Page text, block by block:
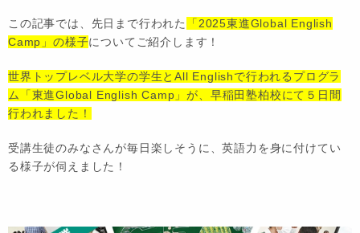
この記事では、先日まで行われた
「2025東進Global English
Camp」の様子についてご紹介します！
世界トップレベル大学の学生とAll Englishで行われるプログラ
ム「東進Global English Camp」が、早稲田塾柏校にて５日間
行われました！
受講生徒のみなさんが毎日楽しそうに、英語力を身に付けてい
る様子が伺えました！